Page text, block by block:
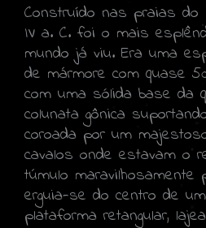
Construído nas praias do
IV a. C. foi o mais
mundo já viu. Era uma
de mármore com quase
com uma sólida base da
colunata gônica
coroada por um
cavalos onde estavam o
túmulo maravilhosamente
erguia-se do centro de
plataforma retangular,